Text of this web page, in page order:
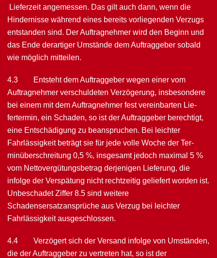
Lieferzeit angemes­sen. Das gilt auch dann, wenn die
Hindernisse während eines bereits vorliegenden Ver­zugs
entstanden sind. Der Auftragnehmer wird den Beginn und
das Ende derartiger Umstände dem Auftraggeber sobald
wie möglich mitteilen.
4.3 Entsteht dem Auftraggeber wegen einer vom
Auftragnehmer verschuldeten Ver­zögerung, insbesondere
bei einem mit dem Auftragnehmer fest vereinbarten Lie­
fertermin, ein Schaden, so ist der Auftraggeber berechtigt,
eine Entschädigung zu beanspruchen. Bei leichter
Fahrlässigkeit beträgt sie für jede volle Woche der Ter­
minüberschreitung 0,5 %, insgesamt jedoch maximal 5 %
vom Nettovergütungs­betrag derjenigen Lieferung, die
infolge der Verspätung nicht rechtzeitig geliefert worden ist.
Unbeschadet Ziffer 8.5 sind weitere
Schadensersatzansprüche aus Verzug bei leichter
Fahrlässigkeit ausgeschlossen.
4.4 Verzögert sich der Versand infolge von Umständen,
die der Auftraggeber zu ver­treten hat, so ist der